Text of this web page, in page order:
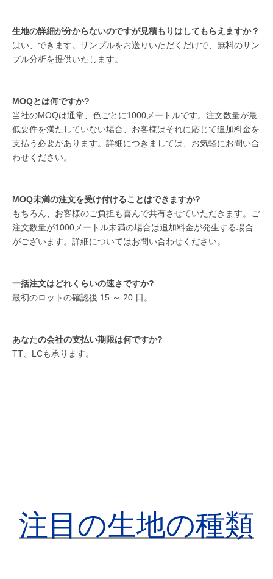
生地の詳細が分からないのですが見積もりはしてもらえますか？
はい、できます。サンプルをお送りいただくだけで、無料のサン
プル分析を提供いたします。
MOQとは何ですか?
当社のMOQは通常、色ごとに1000メートルです。注文数量が最
低要件を満たしていない場合、お客様はそれに応じて追加料金を
支払う必要があります。詳細につきましては、お気軽にお問い合
わせください。
MOQ未満の注文を受け付けることはできますか?
もちろん、お客様のご負担も喜んで共有させていただきます。ご
注文数量が1000メートル未満の場合は追加料金が発生する場合
がございます。詳細についてはお問い合わせください。
一括注文はどれくらいの速さですか?
最初のロットの確認後 15 ～ 20 日。
あなたの会社の支払い期限は何ですか?
TT、LCも承ります。
注目の生地の種類